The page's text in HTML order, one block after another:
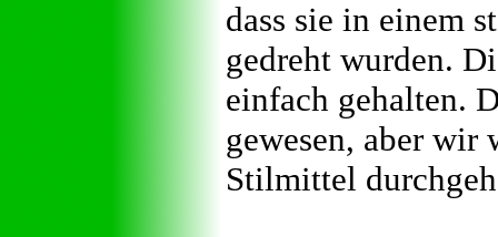
dass sie in einem
gedreht wurden.
einfach gehalten.
gewesen, aber wir
Stilmittel